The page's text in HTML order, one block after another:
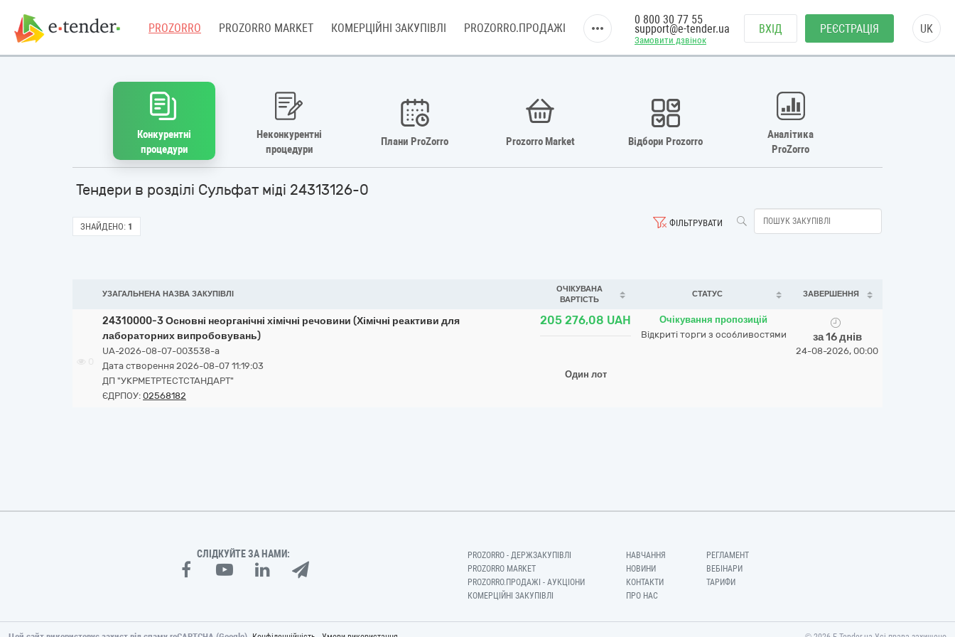
PROZORRO PROZORRO MARKET КОМЕРЦІЙНІ ЗАКУПІВЛІ PROZORRO.ПРОДАЖІ
Замовити дзвінок
0 800 30 77 55
support@e-tender.ua ВХІД РЕЄСТРАЦІЯ UK
Конкурентні
процедури
Неконкурентні
процедури
Плани ProZorro Prozorro Market Відбори Prozorro
Аналітика
ProZorro
Тендери в розділі Сульфат міді 24313126-0
ФІЛЬТРУВАТИ
ЗНАЙДЕНО: 1
УЗАГАЛЬНЕНА НАЗВА ЗАКУПІВЛІ
ОЧІКУВАНА
ВАРТІСТЬ
СТАТУС ЗАВЕРШЕННЯ
24310000-3 Основні неорганічні хімічні речовини (Хімічні реактиви для
лабораторних випробовувань)
UA-2026-08-07-003538-a
Дата створення 2026-08-07 11:19:03
ДП "УКРМЕТРТЕСТСТАНДАРТ"
ЄДРПОУ: 02568182
205 276,08 UAH
Один лот
Очікування пропозицій
Відкриті торги з особливостями
за 16 днів
24-08-2026, 00:00
СЛІДКУЙТЕ ЗА НАМИ:
PROZORRO - ДЕРЖЗАКУПІВЛІ
PROZORRO MARKET
PROZORRO.ПРОДАЖІ - АУКЦІОНИ
КОМЕРЦІЙНІ ЗАКУПІВЛІ
НАВЧАННЯ
НОВИНИ
КОНТАКТИ
ПРО НАС
РЕГЛАМЕНТ
ВЕБІНАРИ
ТАРИФИ